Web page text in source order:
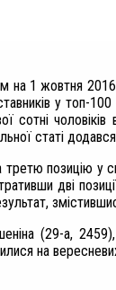
на 1 жовтня
у топ-
сотні
статі додався
позицію у
дві
(29-а,2459),
на